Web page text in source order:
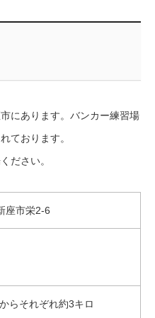
にあります。バンカー練習場
ております。
ださい。
座市栄2-6
らそれぞれ約3キロ